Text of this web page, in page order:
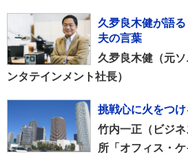
久夛良木健が語
夫の言葉
久夛良木健（元
ンタテインメント社長）
挑戦心に火をつ
竹内一正（ビジ
所「オフィス・ケ